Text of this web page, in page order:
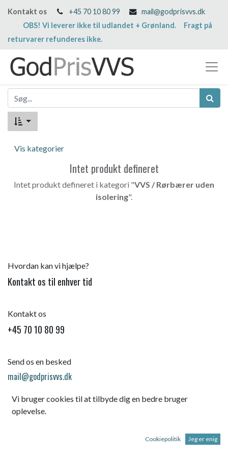
Kontakt os +45 70 10 80 99
mail@godprisvvs.dk
OBS! Vi leverer ikke til udlandet + Grønland. Fragt på
returvarer refunderes ikke.
Vis kategorier
Intet produkt defineret
Intet produkt defineret i kategori "VVS / Rørbærer uden
isolering".
Hvordan kan vi hjælpe?
Kontakt os til enhver tid
Kontakt os
+45 70 10 80 99
Send os en besked
mail@godprisvvs.dk
Vi bruger cookies til at tilbyde dig en bedre bruger
oplevelse.
Cookiepolitik Jeg er enig